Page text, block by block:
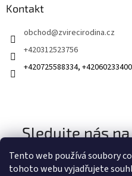
Tento web používá soubory
tohoto webu vyjadřujete
Kontakt
obchod@zvirecirodina.cz
+420312523756
+420725588334,
Sledujte nás